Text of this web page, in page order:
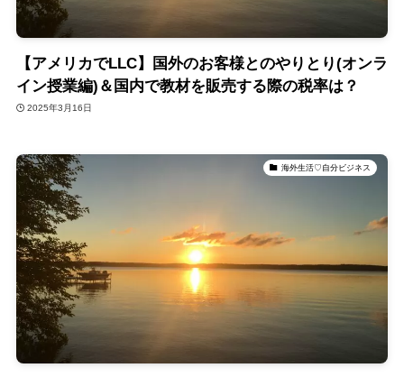
【アメリカでLLC】国外のお客様とのやりとり(オンラ
イン授業編)＆国内で教材を販売する際の税率は？
2025年3月16日
海外生活♡自分ビジネス